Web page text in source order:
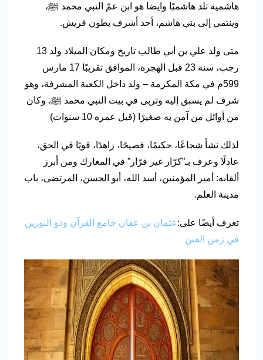
هاشمية تلد هاشميًا وايضا هو ابن عمّ النبي محمد ﷺ،
وينتمي إلى بني هاشم، أحد أشرف بطون قريش.
متى ولد علي بن أبي طالب تاريخ ومكان الميلاد ولد 13
رجب، سنة 23 قبل الهجرة، الموافق تقريبًا 17 مارس
599م في مكة المكرمة – ولد داخل الكعبة المشرفة، وهو
شرف لم يسبق إليه وتربى في بيت النبي محمد ﷺ، وكان
من أوائل من آمن به صغيرًا (قيل عمره 10 سنوات)
لذلك نشأ شجاعًا، حكيمًا، فصيحًا، زاهدًا، قويًا في الحق،
عادلًا وعرف بـ”كرّار غير فرّار” في المعارك ومن أبرز
ألقابه: أمير المؤمنين، أسد الله، أبو الحسن، المرتضى، باب
مدينة العلم.
تعرف أيضًا على:عثمان بن عفان جامع القرآن وذو النورين
في زمن الفتن